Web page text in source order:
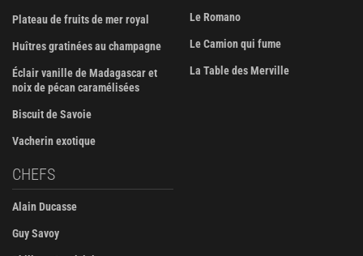
Plateau de fruits de mer royal
Huîtres gratinées au champagne
Éclair vanille de Madagascar et
noix de pécan caramélisées
Biscuit de Savoie
Vacherin exotique
Le Romano
Le Camion qui fume
La Table des Merville
CHEFS
Alain Ducasse
Guy Savoy